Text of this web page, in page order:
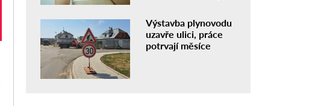
Výstavba plynovodu
uzavře ulici, práce
potrvají měsíce